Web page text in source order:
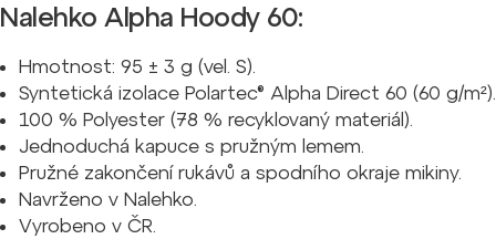
Nalehko Alpha Hoody 60:
Hmotnost: 95 ± 3 g (vel. S).
Syntetická izolace Polartec® Alpha Direct 60 (60 g/m²).
100 % Polyester (78 % recyklovaný materiál).
Jednoduchá kapuce s pružným lemem.
Pružné zakončení rukávů a spodního okraje mikiny.
Navrženo v Nalehko.
Vyrobeno v ČR.